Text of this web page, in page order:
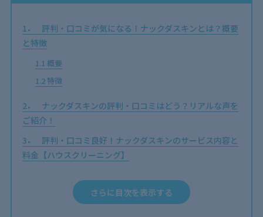
1
評判・口コミが気になる！ナックダスキンとは？概要
と特徴
1.1 概要
1.2特徴
2
ナックダスキンの評判・口コミはどう？リアルな声を
ご紹介！
3
評判・口コミ良好！ナックダスキンのサービス内容と
料金【ハウスクリーニング】
料金【ハウスクリーニング以外】
さらに目次を表示する